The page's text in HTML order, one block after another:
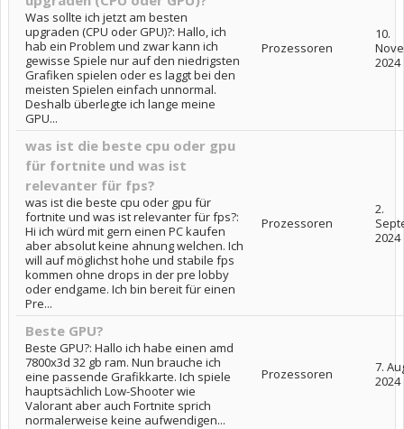
Was sollte ich jetzt am besten
upgraden (CPU oder GPU)?: Hallo, ich
hab ein Problem und zwar kann ich
gewisse Spiele nur auf den niedrigsten
Grafiken spielen oder es laggt bei den
meisten Spielen einfach unnormal.
Deshalb überlegte ich lange meine
GPU...
Prozessoren
10.
2024
was ist die beste cpu oder gpu
für fortnite und was ist
relevanter für fps?
was ist die beste cpu oder gpu für
fortnite und was ist relevanter für fps?:
Hi ich würd mit gern einen PC kaufen
aber absolut keine ahnung welchen. Ich
will auf möglichst hohe und stabile fps
kommen ohne drops in der pre lobby
oder endgame. Ich bin bereit für einen
Pre...
Prozessoren
2.
2024
Beste GPU?
Beste GPU?: Hallo ich habe einen amd
7800x3d 32 gb ram. Nun brauche ich
eine passende Grafikkarte. Ich spiele
hauptsächlich Low-Shooter wie
Valorant aber auch Fortnite sprich
normalerweise keine aufwendigen...
Prozessoren
7.
2024